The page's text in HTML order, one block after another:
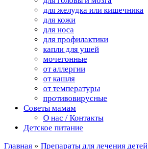
для желудка или кишечника
для кожи
для носа
для профилактики
капли для ушей
мочегонные
от аллергии
от кашля
от температуры
противовирусные
Советы мамам
О нас / Контакты
Детское питание
Главная » Препараты для лечения детей